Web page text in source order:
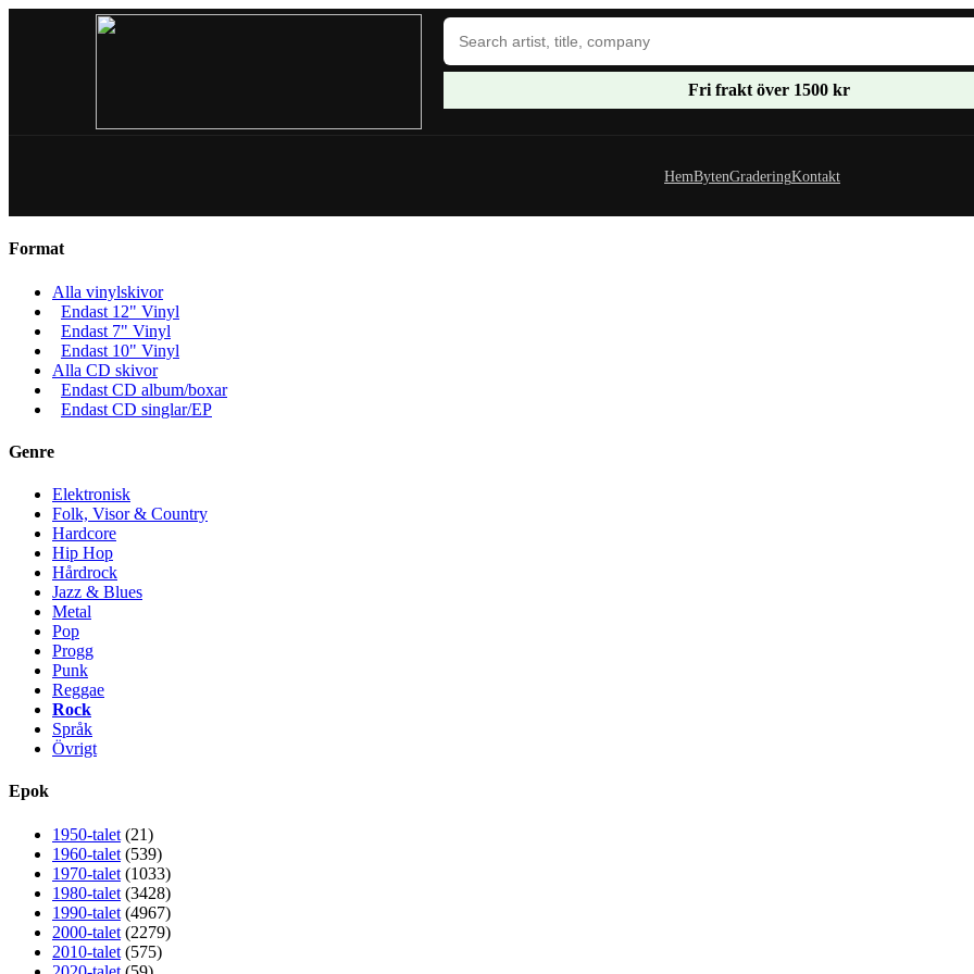
Fri frakt över 1500 kr
HemBytenGraderingKontakt
Format
Alla vinylskivor
Endast 12" Vinyl
Endast 7" Vinyl
Endast 10" Vinyl
Alla CD skivor
Endast CD album/boxar
Endast CD singlar/EP
Genre
Elektronisk
Folk, Visor & Country
Hardcore
Hip Hop
Hårdrock
Jazz & Blues
Metal
Pop
Progg
Punk
Reggae
Rock
Språk
Övrigt
Epok
1950-talet (21)
1960-talet (539)
1970-talet (1033)
1980-talet (3428)
1990-talet (4967)
2000-talet (2279)
2010-talet (575)